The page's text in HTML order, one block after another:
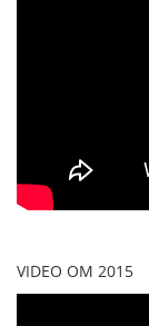
VIDEO OM 2015